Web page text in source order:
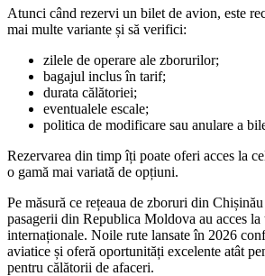
Atunci când rezervi un bilet de avion, este
mai multe variante și să verifici:
zilele de operare ale zborurilor;
bagajul inclus în tarif;
durata călătoriei;
eventualele escale;
politica de modificare sau anulare a
Rezervarea din timp îți poate oferi acces la
o gamă mai variată de opțiuni.
Pe măsură ce rețeaua de zboruri din
pasagerii din Republica Moldova au acces
internaționale. Noile rute lansate în 2026
aviatice și oferă oportunități excelente atât
pentru călătorii de afaceri.